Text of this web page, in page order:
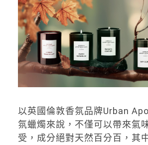
以英國倫敦香氛品牌Urban
氛蠟燭來說，不僅可以帶來氣
受，成分絕對天然百分百，其